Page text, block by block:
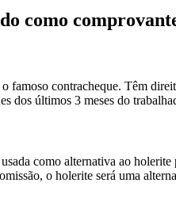
como
famoso contracheque. Têm
dos últimos 3 meses do
como alternativa ao
o holerite será uma